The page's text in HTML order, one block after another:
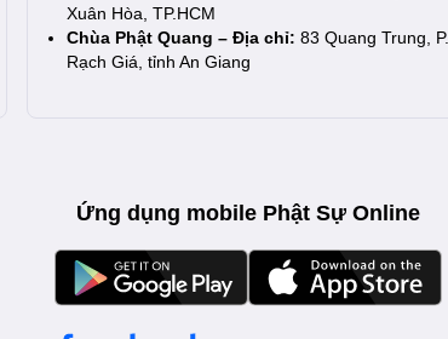
Xuân Hòa, TP.HCM
Chùa Phật Quang – Địa chỉ: 83 Quang Trung, P.
Rạch Giá, tỉnh An Giang
Ứng dụng mobile Phật Sự Online